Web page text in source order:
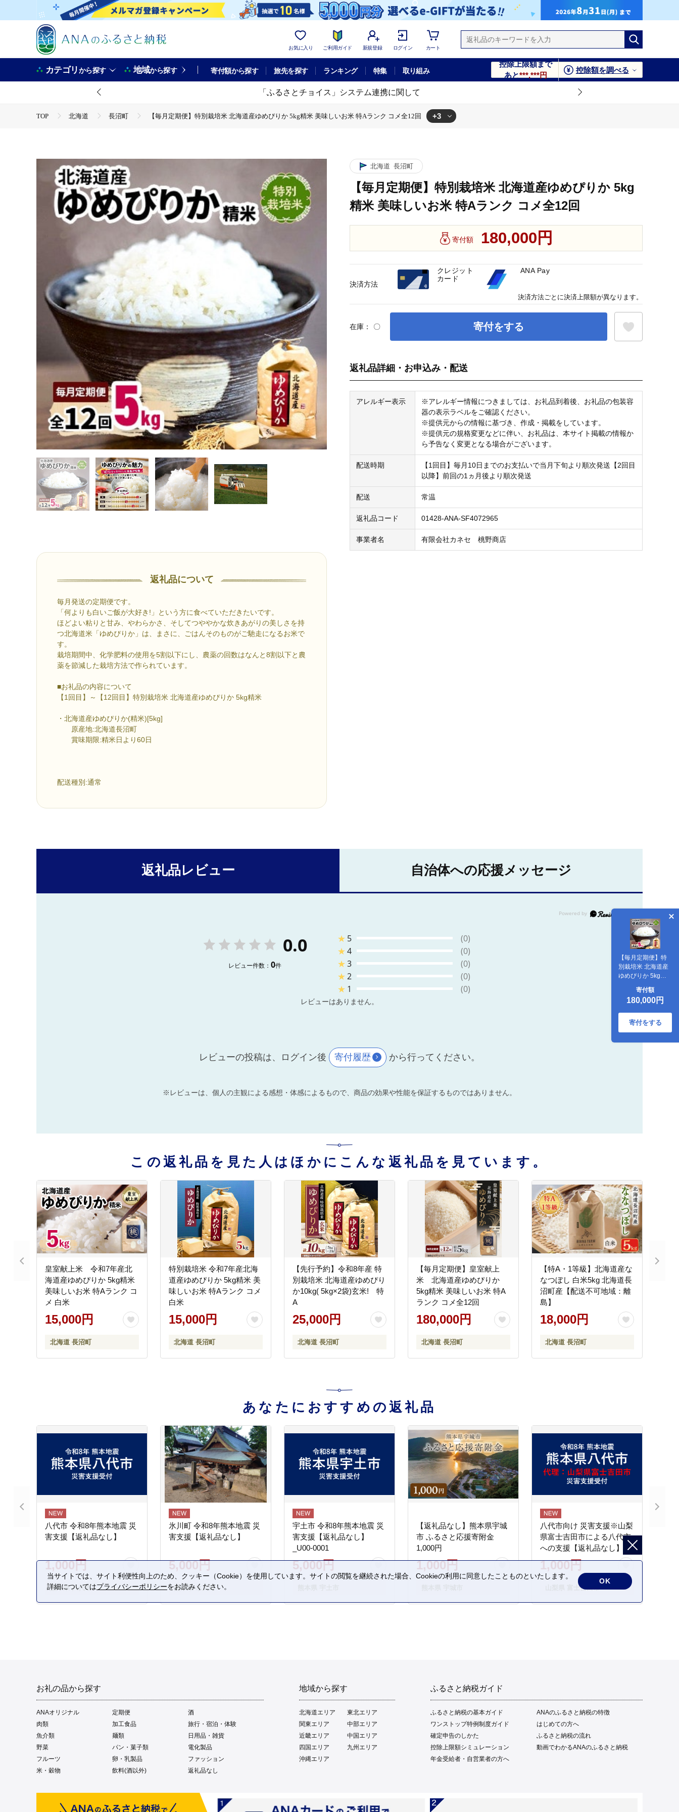
お気に入り ご利用ガイド 新規登録 ログイン カート
カテゴリから探す 地域から探す 寄付額から探す 旅先を探す ランキング 特集 取り組み
控除上限額まで
あと***,***円
控除額を調べる
「ふるさとチョイス」システム連携に関して
TOP 北海道 長沼町 【毎月定期便】特別栽培米 北海道産ゆめぴりか 5kg精米 美味しいお米 特Aランク コメ全12回 +3
返礼品について
毎月発送の定期便です。
「何よりも白いご飯が大好き!」という方に食べていただきたいです。
ほどよい粘りと甘み、やわらかさ、そしてつややかな炊きあがりの美しさを持
つ北海道米「ゆめぴりか」は、まさに、ごはんそのものがご馳走になるお米で
す。
栽培期間中、化学肥料の使用を5割以下にし、農薬の回数はなんと8割以下と農
薬を節減した栽培方法で作られています。
■お礼品の内容について
【1回目】～【12回目】特別栽培米 北海道産ゆめぴりか 5kg精米
・北海道産ゆめぴりか(精米)[5kg]
原産地:北海道長沼町
賞味期限:精米日より60日
配送種別:通常
北海道 長沼町
【毎月定期便】特別栽培米 北海道産ゆめぴりか 5kg
精米 美味しいお米 特Aランク コメ全12回
寄付額 180,000円
在庫： 〇 寄付をする
【毎月定期便】特
別栽培米 北海道産
ゆめぴりか 5kg精
Aランク コメ全12
寄付額
180,000円
寄付をする
返礼品詳細・お申込み・配送
アレルギー表示
※アレルギー情報につきましては、お礼品到着後、お礼品の包装容
器の表示ラベルをご確認ください。
※提供元からの情報に基づき、作成・掲載をしています。
※提供元の規格変更などに伴い、お礼品は、本サイト掲載の情報か
ら予告なく変更となる場合がございます。
配送時期
【1回目】毎月10日までのお支払いで当月下旬より順次発送【2回目
以降】前回の1ヵ月後より順次発送
配送 常温
返礼品コード 01428-ANA-SF4072965
事業者名 有限会社カネセ 桃野商店
決済方法
クレジット
カード
ANA Pay
決済方法ごとに決済上限額が異なります。
返礼品レビュー 自治体への応援メッセージ
0.0
レビュー件数： 0件
★ 5
(0)
★4
(0)
★3
(0)
★2
(0)
★ 1 (0)
レビューはありません。
レビューの投稿は、ログイン後 寄付履歴 から行ってください。
※レビューは、個人の主観による感想・体感によるもので、商品の効果や性能を保証するものではありません。
この返礼品を見た人はほかにこんな返礼品を見ています。
皇室献上米 令和7年産北
海道産ゆめぴりか 5kg精米
美味しいお米 特Aランク コ
メ 白米
15,000円
北海道 長沼町
特別栽培米 令和7年産北海
道産ゆめぴりか 5kg精米 美
味しいお米 特Aランク コメ
白米
15,000円
北海道 長沼町
【先行予約】令和8年産 特
別栽培米 北海道産ゆめぴり
か10kg( 5kg×2袋)玄米! 特
A
25,000円
北海道 長沼町
【毎月定期便】皇室献上
米 北海道産ゆめぴりか
5kg精米 美味しいお米 特A
ランク コメ全12回
180,000円
北海道 長沼町
【特A・1等級】北海道産な
なつぼし 白米5kg 北海道長
沼町産【配送不可地域：離
島】
18,000円
北海道 長沼町
あなたにおすすめの返礼品
八代市 令和8年熊本地震 災
害支援【返礼品なし】
1,000円
熊本県 八代市
氷川町 令和8年熊本地震 災
害支援【返礼品なし】
5,000円
熊本県 氷川町
宇土市 令和8年熊本地震 災
害支援【返礼品なし】
_U00-0001
5,000円
【返礼品なし】熊本県宇城
市 ふるさと応援寄附金
1,000円
1,000円
八代市向け 災害支援※山梨
県富士吉田市による八代市
への支援【返礼品なし】
1,000円
山梨県 富士吉田市
お礼の品から探す
ANAオリジナル 定期便
酒
肉類
加工食品
旅行・宿泊・体験
魚介類
麺類
日用品・雑貨
野菜
パン・菓子類
電化製品
フルーツ
卵・乳製品
ファッション
米・穀物
飲料(酒以外) 返礼品なし
地域から探す
北海道エリア
東北エリア
関東エリア
中部エリア
近畿エリア
中国エリア
四国エリア
九州エリア
沖縄エリア
ふるさと納税ガイド
ふるさと納税の基本ガイド
ANAのふるさと納税の特徴
ワンストップ特例制度ガイド
はじめての方へ
確定申告のしかた
ふるさと納税の流れ
控除上限額シミュレーション
動画でわかるANAのふるさと納税
年金受給者・自営業者の方へ
当サイトでは、サイト利便性向上のため、クッキー（Cookie）を使用しています。サイトの閲覧を継続された場合、Cookieの利用に同意したことものといたします。
詳細についてはプライバシーポリシーをお読みください。
OK